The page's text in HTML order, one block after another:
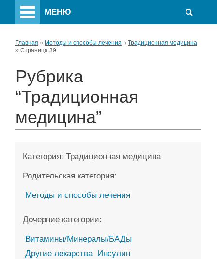
МЕНЮ
Главная » Методы и способы лечения » Традиционная медицина
» Страница 39
Рубрика
“Традиционная
медицина”
Категория: Традиционная медицина
Родительская категория:
Методы и способы лечения
Дочерние категории:
Витамины/Минералы/БАДы
Другие лекарства Инсулин